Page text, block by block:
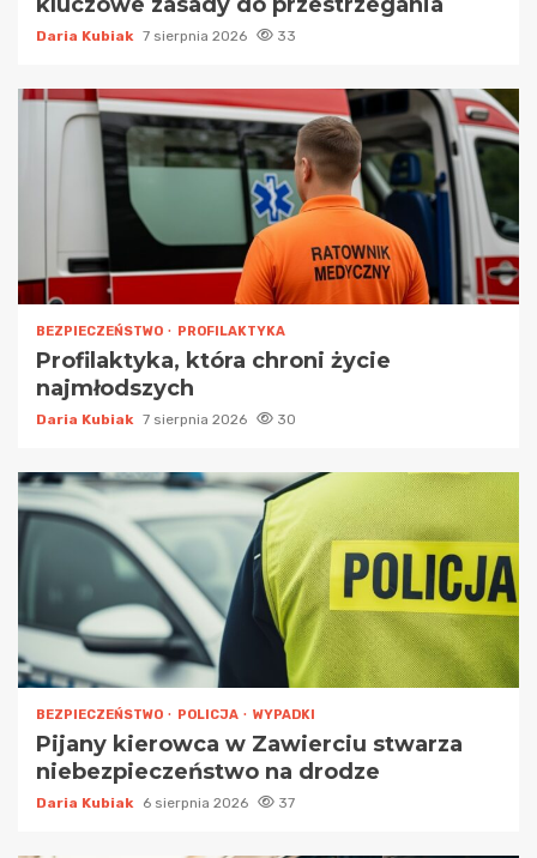
Daria Kubiak 7 sierpnia 2026 33
BEZPIECZEŃSTWO PROFILAKTYKA
Profilaktyka, która chroni życie
najmłodszych
Daria Kubiak 7 sierpnia 2026 30
BEZPIECZEŃSTWO POLICJA WYPADKI
Pijany kierowca w Zawierciu stwarza
niebezpieczeństwo na drodze
Daria Kubiak 6 sierpnia 2026 37